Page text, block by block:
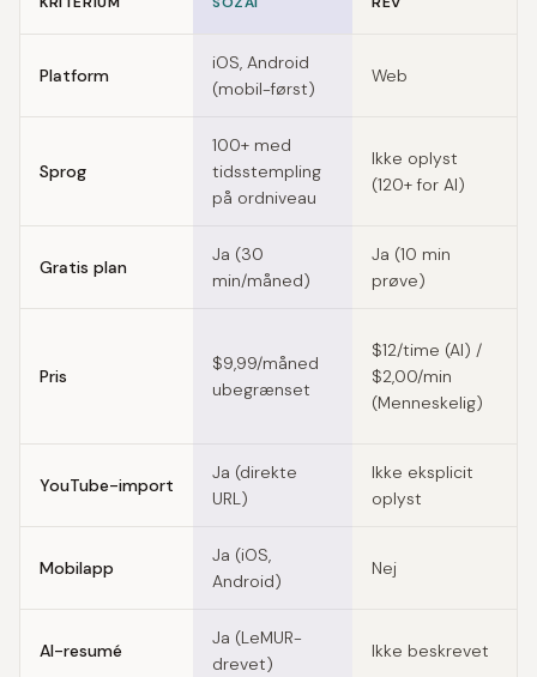
Platform
iOS, Android
(mobil-først)
Web
Sprog
100+ med
tidsstempling
på ordniveau
Ikke oplyst
(120+ for AI)
Gratis plan
Ja (30
min/måned)
Ja (10 min
prøve)
Pris
$9,99/måned
ubegrænset
$12/time (AI) /
$2,00/min
(Menneskelig)
YouTube-import
Ja (direkte
URL)
Ikke eksplicit
oplyst
Mobilapp
Ja (iOS,
Android)
Nej
AI-resumé
Ja (LeMUR-
drevet)
Ikke beskrevet